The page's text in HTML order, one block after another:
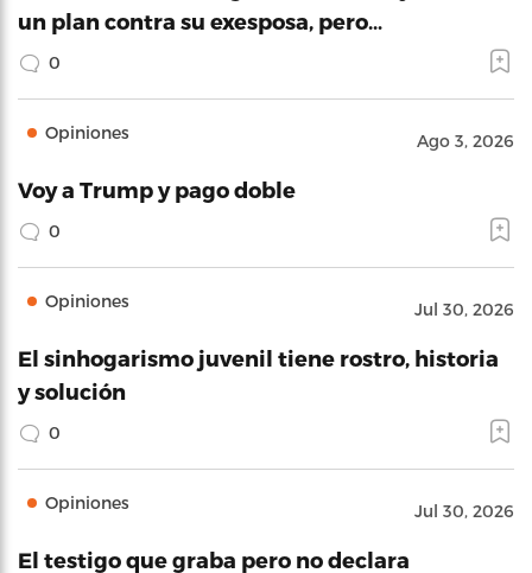
un plan contra su exesposa, pero…
0
Opiniones Ago 3, 2026
Voy a Trump y pago doble
0
Opiniones Jul 30, 2026
El sinhogarismo juvenil tiene rostro, historia
y solución
0
Opiniones Jul 30, 2026
El testigo que graba pero no declara